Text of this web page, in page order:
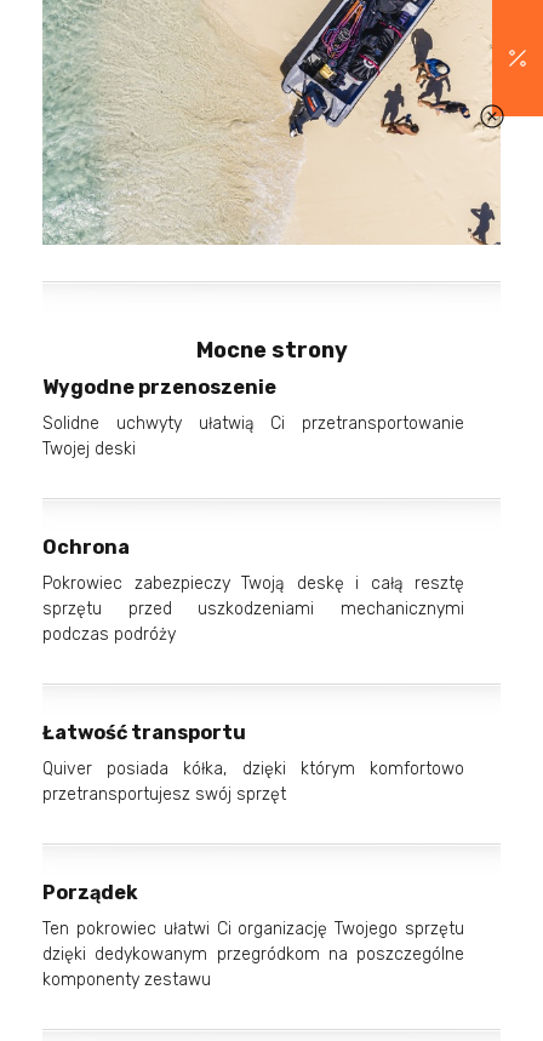
Mocne strony
Wygodne przenoszenie
Solidne uchwyty ułatwią Ci przetransportowanie
Twojej deski
Ochrona
Pokrowiec zabezpieczy Twoją deskę i całą resztę
sprzętu przed uszkodzeniami mechanicznymi
podczas podróży
Łatwość transportu
Quiver posiada kółka, dzięki którym komfortowo
przetransportujesz swój sprzęt
Porządek
Ten pokrowiec ułatwi Ci organizację Twojego sprzętu
dzięki dedykowanym przegródkom na poszczególne
komponenty zestawu